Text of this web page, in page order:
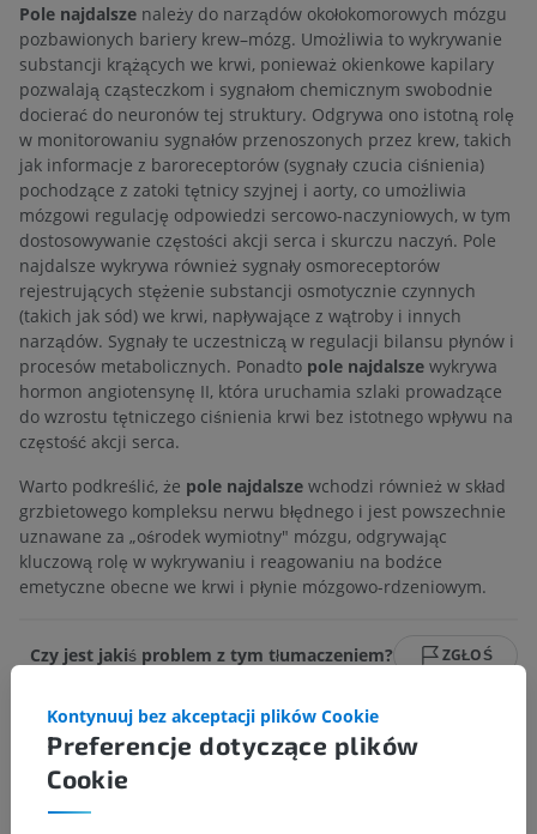
Pole najdalsze należy do narządów okołokomorowych mózgu
pozbawionych bariery krew–mózg. Umożliwia to wykrywanie
substancji krążących we krwi, ponieważ okienkowe kapilary
pozwalają cząsteczkom i sygnałom chemicznym swobodnie
docierać do neuronów tej struktury. Odgrywa ono istotną rolę
w monitorowaniu sygnałów przenoszonych przez krew, takich
jak informacje z baroreceptorów (sygnały czucia ciśnienia)
pochodzące z zatoki tętnicy szyjnej i aorty, co umożliwia
mózgowi regulację odpowiedzi sercowo-naczyniowych, w tym
dostosowywanie częstości akcji serca i skurczu naczyń. Pole
najdalsze wykrywa również sygnały osmoreceptorów
rejestrujących stężenie substancji osmotycznie czynnych
(takich jak sód) we krwi, napływające z wątroby i innych
narządów. Sygnały te uczestniczą w regulacji bilansu płynów i
procesów metabolicznych. Ponadto pole najdalsze wykrywa
hormon angiotensynę II, która uruchamia szlaki prowadzące
do wzrostu tętniczego ciśnienia krwi bez istotnego wpływu na
częstość akcji serca.
Warto podkreślić, że pole najdalsze wchodzi również w skład
grzbietowego kompleksu nerwu błędnego i jest powszechnie
uznawane za „ośrodek wymiotny" mózgu, odgrywając
kluczową rolę w wykrywaniu i reagowaniu na bodźce
emetyczne obecne we krwi i płynie mózgowo-rdzeniowym.
Czy jest jakiś problem z tym tłumaczeniem? ZGŁOŚ
Odnośniki
Mirza M, Das JM. Neuroanatomy, Area Postrema. [Updated 2023 Aug
8]. In: StatPearls [Internet]. Treasure Island (FL): StatPearls Publishing;
Preferencje dotyczące plików
Cookie
Kontynuuj bez akceptacji plików Cookie